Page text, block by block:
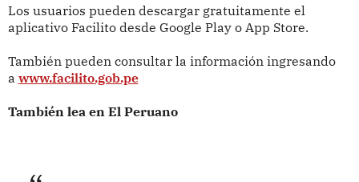
Los usuarios pueden descargar gratuitamente el
aplicativo Facilito desde Google Play o App Store.
También pueden consultar la información ingresando
a www.facilito.gob.pe
También lea en El Peruano